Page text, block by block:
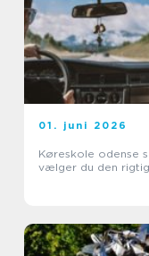
01. juni 2026
Køreskole odense sådan
vælger du den